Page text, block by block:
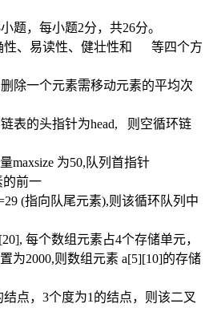
题，每小题2分，共26分。
性、易读性、健壮性和 等四个方
除一个元素需移动元素的平均次
表的头指针为head, 则空循环链
maxsize 为50,队列首指针
的前一
(指向队尾元素),则该循环队列中
每个数组元素占4个存储单元，
为2000,则数组元素 a[5][10]的存储
点，3个度为1的结点，则该二叉